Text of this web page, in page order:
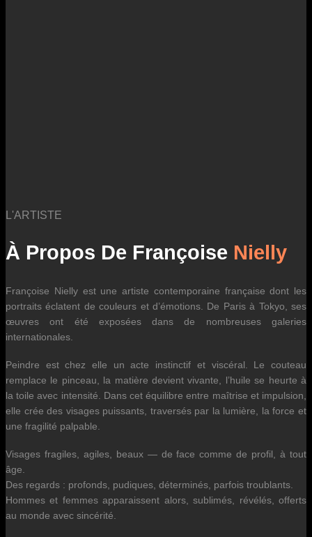
L'ARTISTE
À Propos De Françoise Nielly
Françoise Nielly est une artiste contemporaine française dont les
portraits éclatent de couleurs et d’émotions. De Paris à Tokyo, ses
œuvres ont été exposées dans de nombreuses galeries
internationales.
Peindre est chez elle un acte instinctif et viscéral. Le couteau
remplace le pinceau, la matière devient vivante, l’huile se heurte à
la toile avec intensité. Dans cet équilibre entre maîtrise et impulsion,
elle crée des visages puissants, traversés par la lumière, la force et
une fragilité palpable.
Visages fragiles, agiles, beaux — de face comme de profil, à tout
âge.
Des regards : profonds, pudiques, déterminés, parfois troublants.
Hommes et femmes apparaissent alors, sublimés, révélés, offerts
au monde avec sincérité.